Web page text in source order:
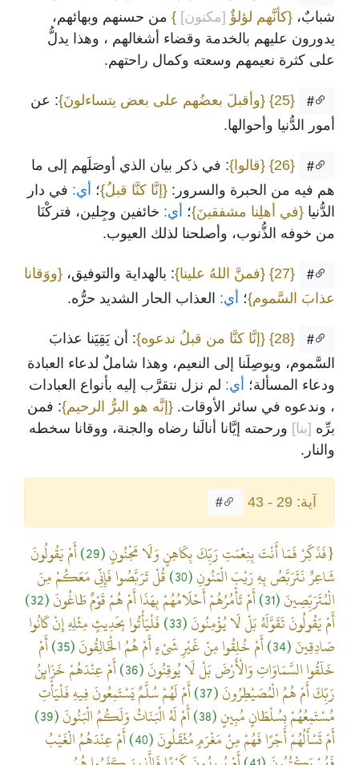
شبابٌ، {كأنَّهم لؤلؤٌ [مكنون] } من حسنهم وبهائهم،
يدورون عليهم بالخدمة وقضاء أشغالهم ، وهذا يدلُّ
على كثرة نعيمهم وسعته وكمال راحتهم.
#
{25} {وأقبلَ بعضُهم على بعض يتساءلونَ}: عن
أمور الدُّنيا وأحوالها.
#
{26} {قالوا}: في ذكر بيان الذي أوصَلَهم إلى ما
هم فيه من الحبرة والسرور: {إنَّا كنَّا قبلُ}؛ أي: في دار
الدُّنيا {في أهلِنا مشفقينَ}؛ أي: خائفين وجِلين، فتركْنَا
من خوفه الذُّنوب، وأصلحنا لذلك العيوب.
#
{27} {فمنَّ اللهُ علينا}: بالهداية والتوفيق، {ووَقانا
عذابَ السَّموم}؛ أي: العذاب الحار الشديد حرُّه.
#
{28} {إنَّا كنَّا من قبلُ ندعوه}: أن يَقِيَنا عذابَ
السَّموم، ويوصِلَنا إلى النعيم، وهذا شاملٌ لدعاء العبادة
ودعاء المسألة؛ أي: لم نزل نتقرَّب إليه بأنواع العبادات
، وندعوه في سائر الأوقات. {إنَّه هو البرُّ الرحيم}: فمن
برِّه [بنا] ورحمته إيَّانا أنالَنا رضاه والجنة، ووقانا سخطه
والنار.
آية: 29 - 43 #
{فَذَكِّرْ فَمَا أَنْتَ بِنِعْمَتِ رَبِّكَ بِكَاهِنٍ وَلَا مَجْنُونٍ(29)
أَمْ يَقُولُونَ
شَاعِرٌ نَتَرَبَّصُ بِهِ رَيْبَ الْمَنُونِ(30)
قُلْ تَرَبَّصُوا فَإِنِّي مَعَكُمْ مِنَ
الْمُتَرَبِّصِينَ(31) أَمْ تَأْمُرُهُمْ أَحْلَامُهُمْ بِهَذَا أَمْ هُمْ قَوْمٌ طَاغُونَ(32)
أَمْ يَقُولُونَ تَقَوَّلَهُ بَلْ لَا يُؤْمِنُونَ(33)
فَلْيَأْتُوا بِحَدِيثٍ مِثْلِهِ إِنْ كَانُوا
صَادِقِينَ(34) أَمْ خُلِقُوا مِنْ غَيْرِ شَيْءٍ أَمْ هُمُ الْخَالِقُونَ(35)
أَمْ
خَلَقُوا السَّمَاوَاتِ وَالْأَرْضَ بَلْ لَا يُوقِنُونَ(36)
أَمْ عِنْدَهُمْ خَزَائِنُ
رَبِّكَ أَمْ هُمُ الْمُصَيْطِرُونَ(37)
أَمْ لَهُمْ سُلَّمٌ يَسْتَمِعُونَ فِيهِ فَلْيَأْتِ
مُسْتَمِعُهُمْ بِسُلْطَانٍ مُبِينٍ(38) أَمْ لَهُ الْبَنَاتُ وَلَكُمُ الْبَنُونَ(39)
أَمْ تَسْأَلُهُمْ أَجْرًا فَهُمْ مِنْ مَغْرَمٍ مُثْقَلُونَ(40)
أَمْ عِنْدَهُمُ الْغَيْبُ